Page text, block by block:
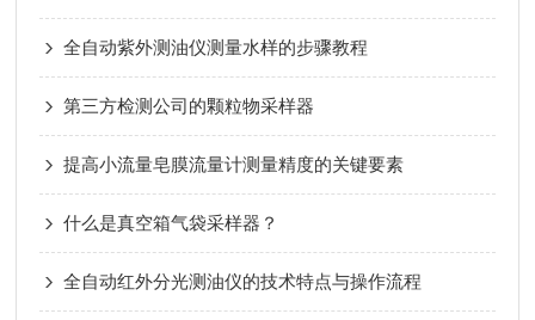
全自动紫外测油仪测量水样的步骤教程
第三方检测公司的颗粒物采样器
提高小流量皂膜流量计测量精度的关键要素
什么是真空箱气袋采样器？
全自动红外分光测油仪的技术特点与操作流程